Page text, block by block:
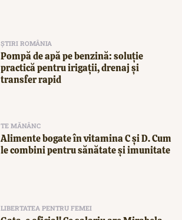
ȘTIRI ROMÂNIA
Pompă de apă pe benzină: soluție
practică pentru irigații, drenaj și
transfer rapid
TE MĂNÂNC
Alimente bogate în vitamina C și D. Cum
le combini pentru sănătate și imunitate
LIBERTATEA PENTRU FEMEI